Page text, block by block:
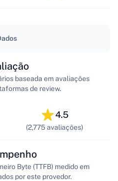
baseada em avaliações
de review.
4.5
(2,775 avaliações)
Byte (TTFB) medido em
por este provedor.